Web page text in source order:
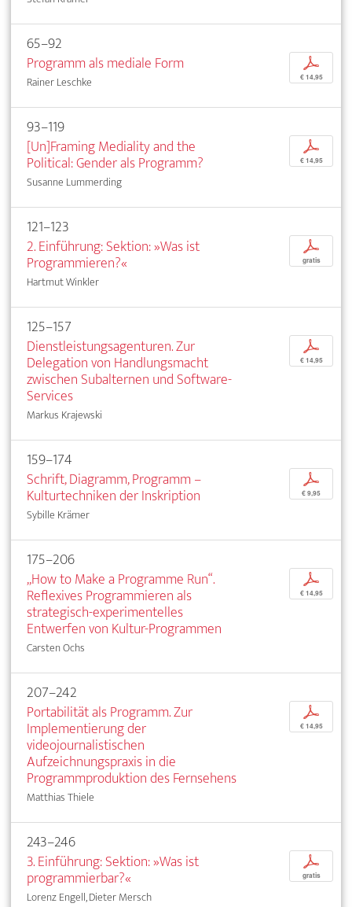
65–92
Programm als mediale Form
Rainer Leschke
p
€ 14,95
93–119
[Un]Framing Mediality and the
Political: Gender als Programm?
Susanne Lummerding
p
€ 14,95
121–123
2. Einführung: Sektion: »Was ist
Programmieren?«
Hartmut Winkler
p
gratis
125–157
Dienstleistungsagenturen. Zur
Delegation von Handlungsmacht
zwischen Subalternen und Software-
Services
Markus Krajewski
p
€ 14,95
159–174
Schrift, Diagramm, Programm –
Kulturtechniken der Inskription
Sybille Krämer
p
€ 9,95
175–206
„How to Make a Programme Run“.
Reflexives Programmieren als
strategisch-experimentelles
Entwerfen von Kultur-Programmen
Carsten Ochs
p
€ 14,95
207–242
Portabilität als Programm. Zur
Implementierung der
videojournalistischen
Aufzeichnungspraxis in die
Programmproduktion des Fernsehens
Matthias Thiele
p
€ 14,95
243–246
3. Einführung: Sektion: »Was ist
programmierbar?«
Lorenz Engell, Dieter Mersch
p
gratis